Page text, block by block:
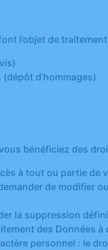
l’objet de
d’hommages)
bénéficiez des
à tout ou partie
de modifier
la suppression
des Données
personnel : le